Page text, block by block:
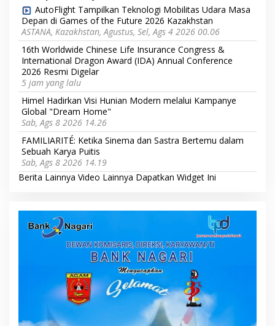
AutoFlight Tampilkan Teknologi Mobilitas Udara Masa
Depan di Games of the Future 2026 Kazakhstan
ASTANA, Kazakhstan, Agustus, Sel, Ags 4 2026 00.06
16th Worldwide Chinese Life Insurance Congress &
International Dragon Award (IDA) Annual Conference
2026 Resmi Digelar
5 jam yang lalu
Himel Hadirkan Visi Hunian Modern melalui Kampanye
Global "Dream Home"
Sab, Ags 8 2026 14.26
FAMILIARITÉ: Ketika Sinema dan Sastra Bertemu dalam
Sebuah Karya Puitis
Sab, Ags 8 2026 14.19
Berita Lainnya Video Lainnya Dapatkan Widget Ini